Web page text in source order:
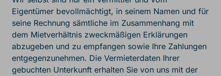
Eigentümer bevollmächtigt, in seinem Namen und für
seine Rechnung sämtliche im Zusammenhang mit
dem Mietverhältnis zweckmäßigen Erklärungen
abzugeben und zu empfangen sowie Ihre Zahlungen
entgegenzunehmen. Die Vermieterdaten Ihrer
gebuchten Unterkunft erhalten Sie von uns mit der